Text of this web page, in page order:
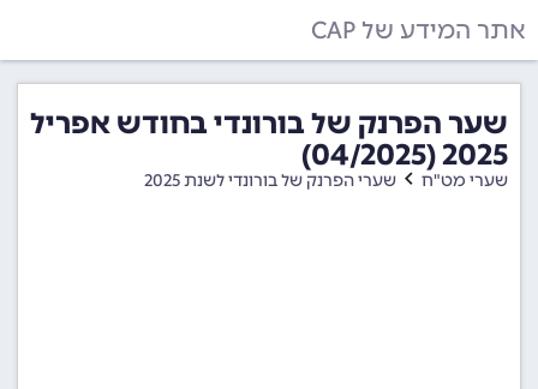
אתר המידע של CAP
שער הפרנק של בורונדי בחודש אפריל
2025 (04/2025)
שערי מט"ח שערי הפרנק של בורונדי לשנת 2025